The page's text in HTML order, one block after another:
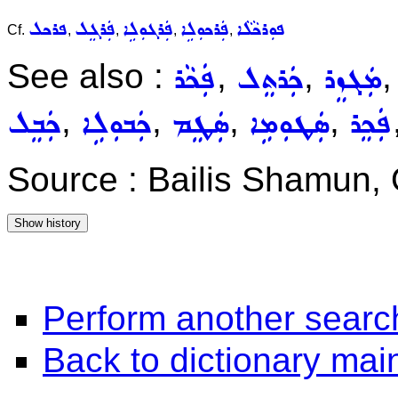
Cf. ܦܪܟܠ, ܦܲܪܓܸܠ, ܦܲܪܓܘܼܠܹܐ, ܦܲܪܟܘܼܠܹܐ, ܦܘܼܪܟܵܠܵܐ
See also : ܦܲܟܵܪ, ܟܲܪܬܸܠ, ܡܲܓܙܸܪ
ܟܲܒܸܠ, ܟܲܒܘܼܠܹܐ, ܣܲܛܸܡ, ܣܲܛܘܼܡܹܐ, ܦܲܟܸܪ
Source : Bailis Shamun,
Perform another
Back to dictionary